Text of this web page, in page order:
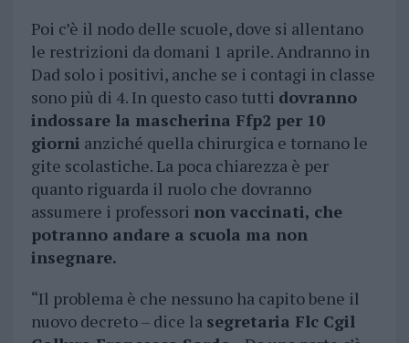
Poi c’è il nodo delle scuole, dove si allentano
le restrizioni da domani 1 aprile. Andranno in
Dad solo i positivi, anche se i contagi in classe
sono più di 4. In questo caso tutti dovranno
indossare la mascherina Ffp2 per 10
giorni anziché quella chirurgica e tornano le
gite scolastiche. La poca chiarezza è per
quanto riguarda il ruolo che dovranno
assumere i professori non vaccinati, che
potranno andare a scuola ma non
insegnare.
“Il problema è che nessuno ha capito bene il
nuovo decreto – dice la segretaria Flc Cgil